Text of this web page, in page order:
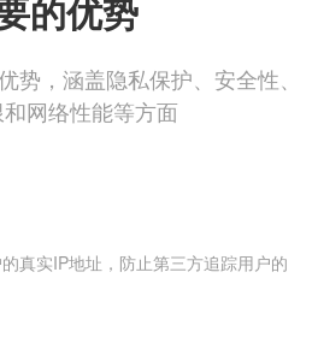
的优势
势，涵盖隐私保护、安全性、
网络性能等方面
真实IP地址，防止第三方追踪用户的